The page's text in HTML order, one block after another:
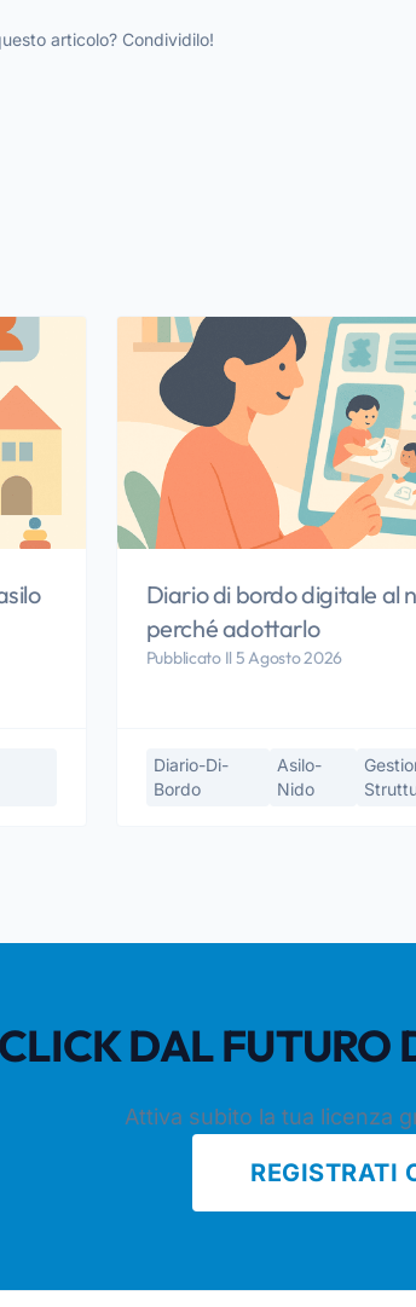
articolo? Condividilo!
Diario di bordo digitale al
perché adottarlo
Pubblicato Il 5 Agosto 2026
Diario-Di-
Bordo
Asilo-
Nido
DAL FUTURO
Attiva subito la tua licenza
REGISTRATI